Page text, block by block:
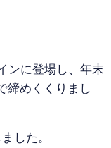
ンに登場し、年末
締めくくりまし
した。